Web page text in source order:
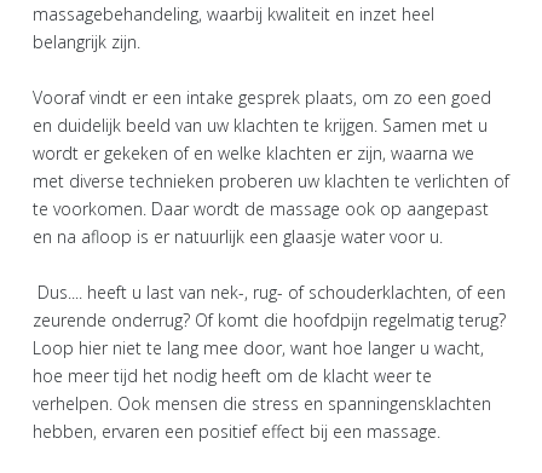
massagebehandeling, waarbij kwaliteit en inzet heel
belangrijk zijn.
Vooraf vindt er een intake gesprek plaats, om zo een goed
en duidelijk beeld van uw klachten te krijgen. Samen met u
wordt er gekeken of en welke klachten er zijn, waarna we
met diverse technieken proberen uw klachten te verlichten of
te voorkomen. Daar wordt de massage ook op aangepast
en na afloop is er natuurlijk een glaasje water voor u.
Dus.... heeft u last van nek-, rug- of schouderklachten, of een
zeurende onderrug? Of komt die hoofdpijn regelmatig terug?
Loop hier niet te lang mee door, want hoe langer u wacht,
hoe meer tijd het nodig heeft om de klacht weer te
verhelpen. Ook mensen die stress en spanningensklachten
hebben, ervaren een positief effect bij een massage.